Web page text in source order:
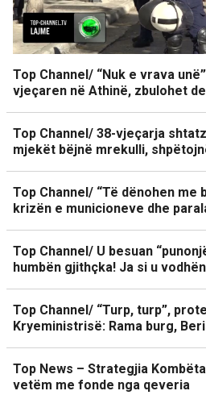
Top Channel/ “Nuk e vrava
vjeçaren në Athinë, zbulohet
Top Channel/ 38-vjeçarja
mjekët bëjnë mrekulli,
Top Channel/ “Të dënohen me
krizën e municioneve dhe
Top Channel/ U besuan
humbën gjithçka! Ja si u
Top Channel/ “Turp, turp”,
Kryeministrisë: Rama burg,
Top News – Strategjia
vetëm me fonde nga qeveria